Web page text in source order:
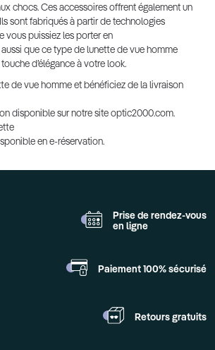
chocs. Ces accessoires offrent également un
sont fabriqués à partir de technologies
vous puissiez les porter en
que ce type de lunette de vue homme
d’élégance à votre look.
de vue homme et bénéficiez de la livraison
disponible sur notre site optic2000.com.
en e-réservation.
Prise de rendez-vous
en ligne
Paiement 100% sécurisé
Retours gratuits